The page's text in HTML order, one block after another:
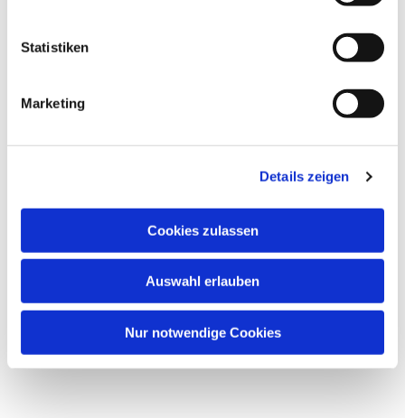
Statistiken
Marketing
Details zeigen
Cookies zulassen
Auswahl erlauben
Nur notwendige Cookies